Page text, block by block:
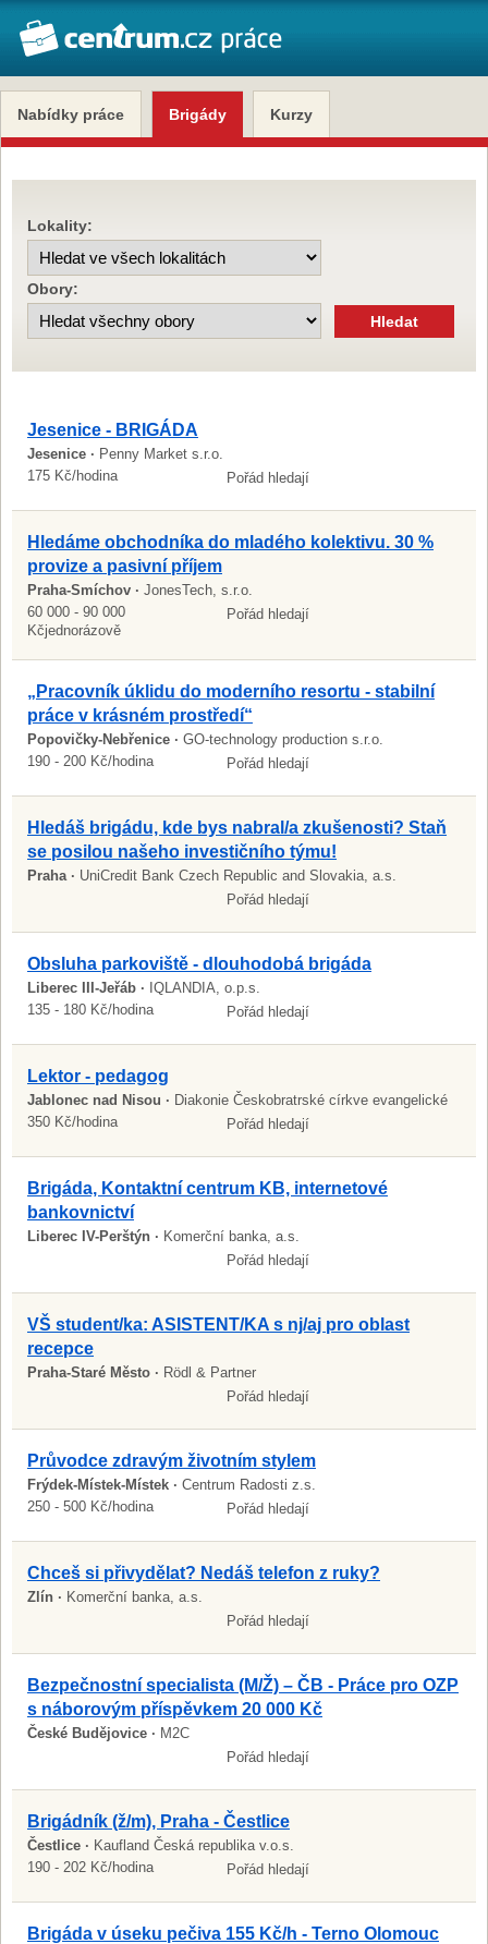
Nabídky práce Brigády Kurzy
Lokality:
Obory:
Jesenice - BRIGÁDA
Jesenice · Penny Market s.r.o.
175 Kč/hodina
Pořád hledají
Hledáme obchodníka do mladého kolektivu. 30 %
provize a pasivní příjem
Praha-Smíchov · JonesTech, s.r.o.
60 000 - 90 000
Kčjednorázově
Pořád hledají
„Pracovník úklidu do moderního resortu - stabilní
práce v krásném prostředí“
Popovičky-Nebřenice · GO-technology production s.r.o.
190 - 200 Kč/hodina
Pořád hledají
Hledáš brigádu, kde bys nabral/a zkušenosti? Staň
se posilou našeho investičního týmu!
Praha · UniCredit Bank Czech Republic and Slovakia, a.s.
Pořád hledají
Obsluha parkoviště - dlouhodobá brigáda
Liberec III-Jeřáb · IQLANDIA, o.p.s.
135 - 180 Kč/hodina
Pořád hledají
Lektor - pedagog
Jablonec nad Nisou · Diakonie Českobratrské církve evangelické
350 Kč/hodina
Pořád hledají
Brigáda, Kontaktní centrum KB, internetové
bankovnictví
Liberec IV-Perštýn · Komerční banka, a.s.
Pořád hledají
VŠ student/ka: ASISTENT/KA s nj/aj pro oblast
recepce
Praha-Staré Město · Rödl & Partner
Pořád hledají
Průvodce zdravým životním stylem
Frýdek-Místek-Místek · Centrum Radosti z.s.
250 - 500 Kč/hodina
Pořád hledají
Chceš si přivydělat? Nedáš telefon z ruky?
Zlín · Komerční banka, a.s.
Pořád hledají
Bezpečnostní specialista (M/Ž) – ČB - Práce pro OZP
s náborovým příspěvkem 20 000 Kč
České Budějovice · M2C
Pořád hledají
Brigádník (ž/m), Praha - Čestlice
Čestlice · Kaufland Česká republika v.o.s.
190 - 202 Kč/hodina
Pořád hledají
Brigáda v úseku pečiva 155 Kč/h - Terno Olomouc